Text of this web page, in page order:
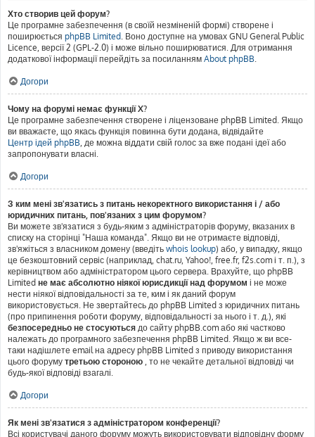
Хто створив цей форум?
Це програмне забезпечення (в своїй незміненій формі) створене і
поширюється phpBB Limited. Воно доступне на умовах GNU General Public
Licence, версії 2 (GPL-2.0) і може вільно поширюватися. Для отримання
додаткової інформації перейдіть за посиланням About phpBB.
Догори
Чому на форумі немає функції X?
Це програмне забезпечення створене і ліцензоване phpBB Limited. Якщо
ви вважаєте, що якась функція повинна бути додана, відвідайте
Центр ідей phpBB, де можна віддати свій голос за вже подані ідеї або
запропонувати власні.
Догори
З ким мені зв'язатись з питань некоректного використання і / або
юридичних питань, пов'язаних з цим форумом?
Ви можете зв'язатися з будь-яким з адміністраторів форуму, вказаних в
списку на сторінці "Наша команда". Якщо ви не отримаєте відповіді,
зв'яжіться з власником домену (введіть whois lookup) або, у випадку, якщо
це безкоштовний сервіс (наприклад, chat.ru, Yahoo!, free.fr, f2s.com і т. п.), з
керівництвом або адміністратором цього сервера. Врахуйте, що phpBB
Limited не має абсолютно ніякої юрисдикції над форумом і не може
нести ніякої відповідальності за те, ким і як даний форум
використовується. Не звертайтесь до phpBB Limited з юридичних питань
(про припинення роботи форуму, відповідальності за нього і т. д.), які
безпосередньо не стосуються до сайту phpBB.com або які частково
належать до програмного забезпечення phpBB Limited. Якщо ж ви все-
таки надішлете email на адресу phpBB Limited з приводу використання
цього форуму третьою стороною , то не чекайте детальної відповіді чи
будь-якої відповіді взагалі.
Догори
Як мені зв'язатися з адміністратором конференції?
Всі користувачі даного форуму можуть використовувати відповідну форму